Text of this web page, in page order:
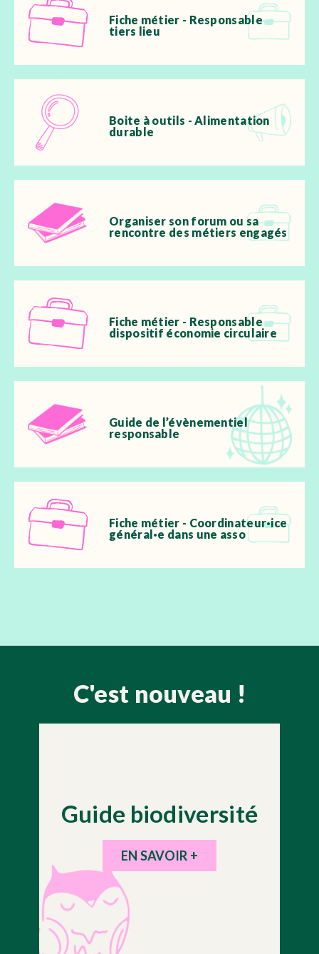
Fiche métier - Responsable
tiers lieu
Boite à outils - Alimentation
durable
Organiser son forum ou sa
rencontre des métiers engagés
Fiche métier - Responsable
dispositif économie circulaire
Guide de l’évènementiel
responsable
Fiche métier - Coordinateur·ice
général·e dans une asso
C'est nouveau !
Guide biodiversité
EN SAVOIR +